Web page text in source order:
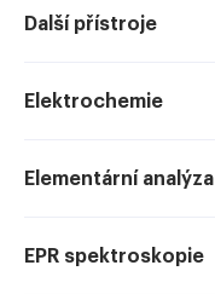
Další přístroje
Elektrochemie
Elementární analýza
EPR spektroskopie